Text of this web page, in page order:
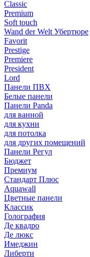
Classic
Premium
Soft touch
Wand der Welt Убертюре
Favorit
Prestige
Premiere
President
Lord
Панели ПВХ
Белые панели
Панели Panda
для ванной
для кухни
для потолка
для других помещений
Панели Регул
Бюджет
Премиум
Стандарт Плюс
Aquawall
Цветные панели
Классик
Голография
Де квадро
Де люкс
Имеджин
Либерти